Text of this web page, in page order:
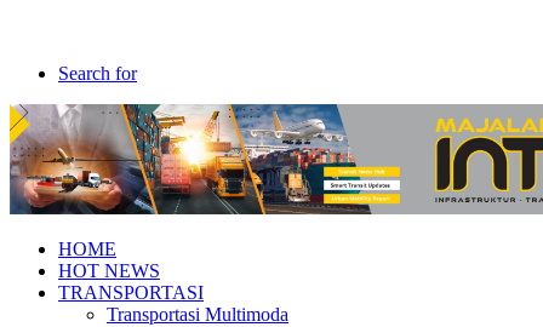
Search for
HOME
HOT NEWS
TRANSPORTASI
Transportasi Multimoda